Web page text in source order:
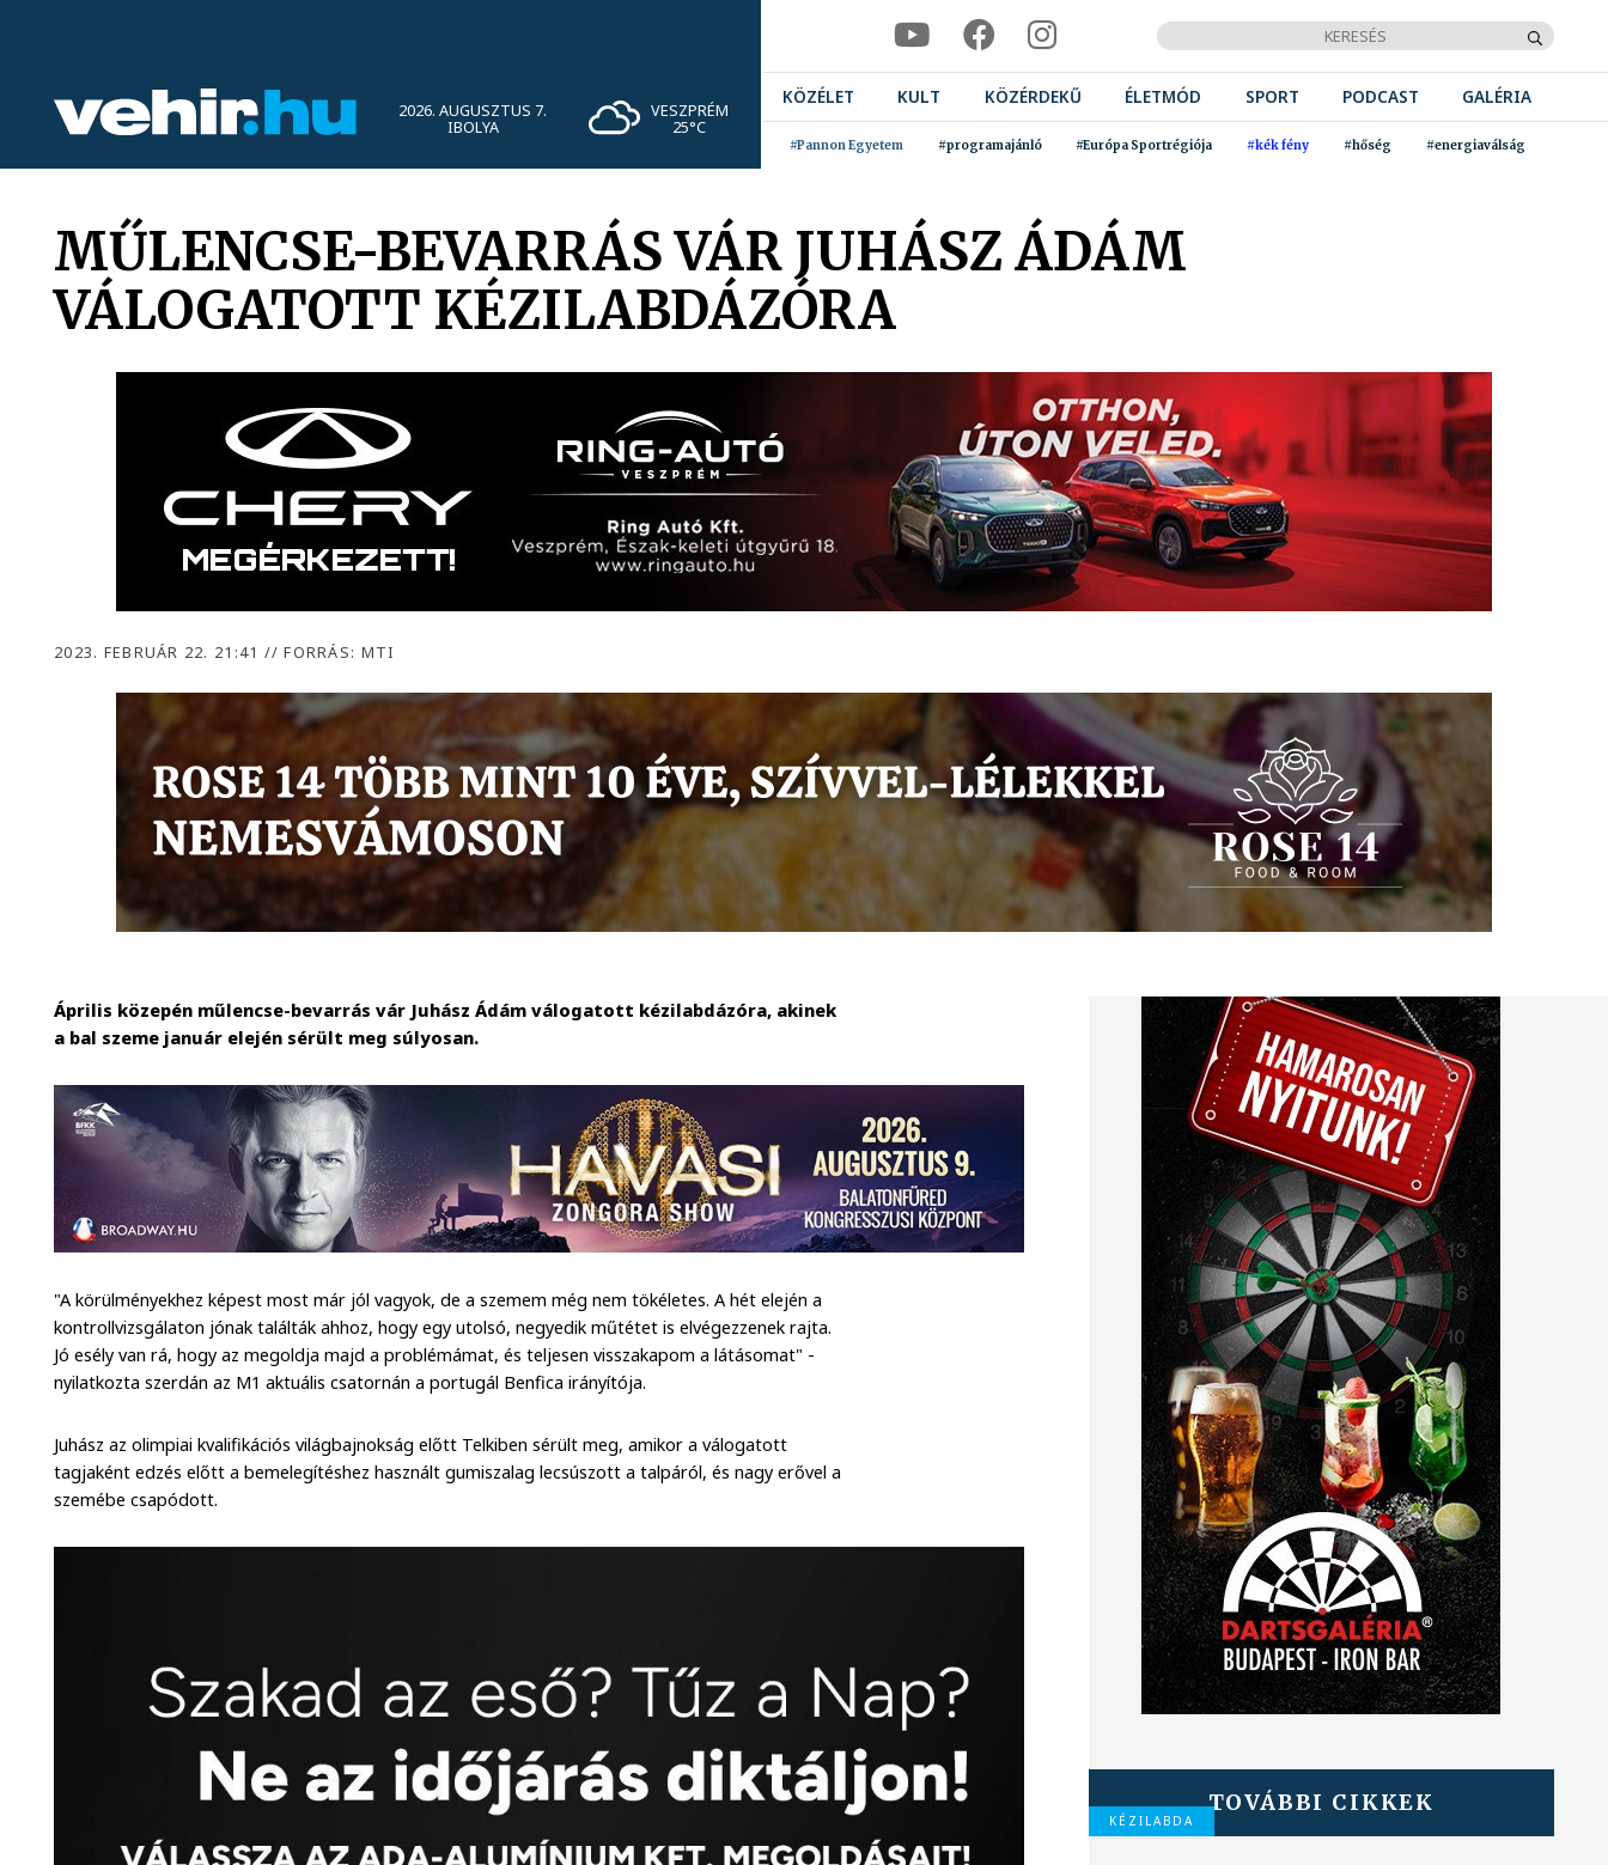
2026. AUGUSZTUS 7.
IBOLYA
VESZPRÉM
25°C
KÖZÉLET KULT KÖZÉRDEKŰ ÉLETMÓD SPORT PODCAST GALÉRIA
#Pannon Egyetem #programajánló #Európa Sportrégiója #kék fény #hőség #energiaválság
MŰLENCSE-BEVARRÁS VÁR JUHÁSZ ÁDÁM
VÁLOGATOTT KÉZILABDÁZÓRA
2023. FEBRUÁR 22. 21:41 // FORRÁS: MTI
Április közepén műlencse-bevarrás vár Juhász Ádám válogatott kézilabdázóra, akinek
a bal szeme január elején sérült meg súlyosan.
"A körülményekhez képest most már jól vagyok, de a szemem még nem tökéletes. A hét elején a
kontrollvizsgálaton jónak találták ahhoz, hogy egy utolsó, negyedik műtétet is elvégezzenek rajta.
Jó esély van rá, hogy az megoldja majd a problémámat, és teljesen visszakapom a látásomat" -
nyilatkozta szerdán az M1 aktuális csatornán a portugál Benfica irányítója.
Juhász az olimpiai kvalifikációs világbajnokság előtt Telkiben sérült meg, amikor a válogatott
tagjaként edzés előtt a bemelegítéshez használt gumiszalag lecsúszott a talpáról, és nagy erővel a
szemébe csapódott.
TOVÁBBI CIKKEK
KÉZILABDA